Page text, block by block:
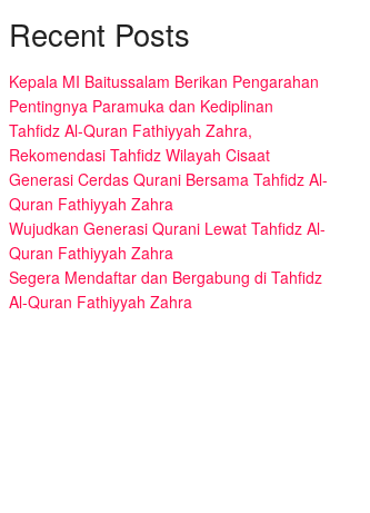
Recent Posts
Kepala MI Baitussalam Berikan Pengarahan
Pentingnya Paramuka dan Kediplinan
Tahfidz Al-Quran Fathiyyah Zahra,
Rekomendasi Tahfidz Wilayah Cisaat
Generasi Cerdas Qurani Bersama Tahfidz Al-
Quran Fathiyyah Zahra
Wujudkan Generasi Qurani Lewat Tahfidz Al-
Quran Fathiyyah Zahra
Segera Mendaftar dan Bergabung di Tahfidz
Al-Quran Fathiyyah Zahra